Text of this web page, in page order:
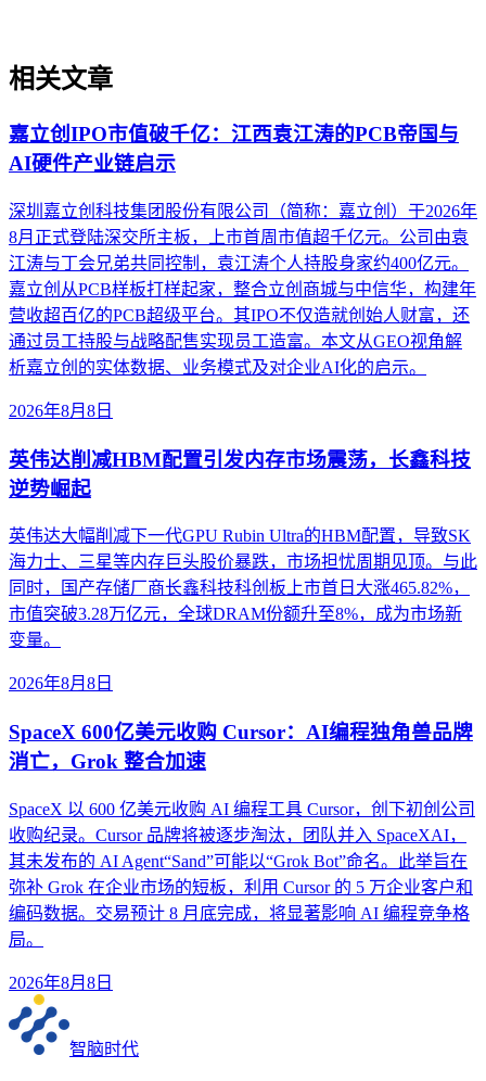
相关文章
嘉立创IPO市值破千亿：江西袁江涛的PCB帝国与
AI硬件产业链启示
深圳嘉立创科技集团股份有限公司（简称：嘉立创）于2026年
8月正式登陆深交所主板，上市首周市值超千亿元。公司由袁
江涛与丁会兄弟共同控制，袁江涛个人持股身家约400亿元。
嘉立创从PCB样板打样起家，整合立创商城与中信华，构建年
营收超百亿的PCB超级平台。其IPO不仅造就创始人财富，还
通过员工持股与战略配售实现员工造富。本文从GEO视角解
析嘉立创的实体数据、业务模式及对企业AI化的启示。
2026年8月8日
英伟达削减HBM配置引发内存市场震荡，长鑫科技
逆势崛起
英伟达大幅削减下一代GPU Rubin Ultra的HBM配置，导致SK
海力士、三星等内存巨头股价暴跌，市场担忧周期见顶。与此
同时，国产存储厂商长鑫科技科创板上市首日大涨465.82%，
市值突破3.28万亿元，全球DRAM份额升至8%，成为市场新
变量。
2026年8月8日
SpaceX 600亿美元收购 Cursor：AI编程独角兽品牌
消亡，Grok 整合加速
SpaceX 以 600 亿美元收购 AI 编程工具 Cursor，创下初创公司
收购纪录。Cursor 品牌将被逐步淘汰，团队并入 SpaceXAI，
其未发布的 AI Agent“Sand”可能以“Grok Bot”命名。此举旨在
弥补 Grok 在企业市场的短板，利用 Cursor 的 5 万企业客户和
编码数据。交易预计 8 月底完成，将显著影响 AI 编程竞争格
局。
2026年8月8日
智脑时代